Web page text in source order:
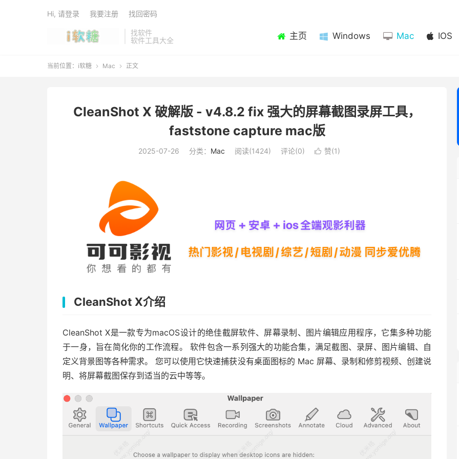
找软件
软件工具大全
主页 Windows Mac IOS
Hi, 请登录 我要注册 找回密码
当前位置： i软糖  Mac  正文
CleanShot X 破解版 - v4.8.2 fix 强大的屏幕截图录屏工具，
faststone capture mac版
2025-07-26 分类： Mac 阅读(1424) 评论(0)  赞(1)
CleanShot X介绍
CleanShot X是一款专为macOS设计的绝佳截屏软件、屏幕录制、图片编辑应用程序，它集多种功能
于一身，旨在简化你的工作流程。 软件包含一系列强大的功能合集，满足截图、录屏、图片编辑、自
定义背景图等各种需求。 您可以使用它快速捕获没有桌面图标的 Mac 屏幕、录制和修剪视频、创建说
明、将屏幕截图保存到适当的云中等等。